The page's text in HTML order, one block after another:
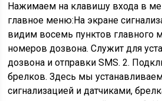
Нажимаем на клавишу входа в
главное меню:На экране
видим восемь пунктов главного
номеров дозвона. Служит для
дозвона и отправки SMS. 2.
брелков. Здесь мы
сигнализацией и датчиками,